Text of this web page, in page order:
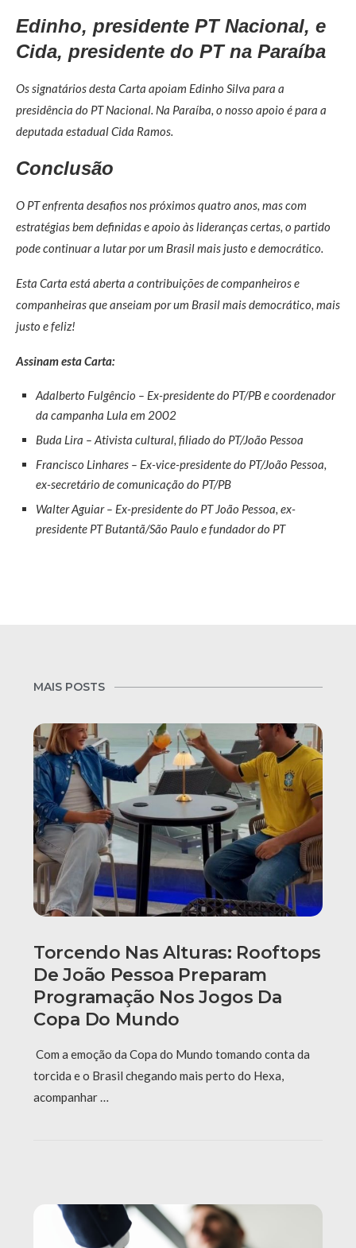
Edinho, presidente PT Nacional, e
Cida, presidente do PT na Paraíba
Os signatários desta Carta apoiam Edinho Silva para a
presidência do PT Nacional. Na Paraíba, o nosso apoio é para a
deputada estadual Cida Ramos.
Conclusão
O PT enfrenta desafios nos próximos quatro anos, mas com
estratégias bem definidas e apoio às lideranças certas, o partido
pode continuar a lutar por um Brasil mais justo e democrático.
Esta Carta está aberta a contribuições de companheiros e
companheiras que anseiam por um Brasil mais democrático, mais
justo e feliz!
Assinam esta Carta:
Adalberto Fulgêncio – Ex-presidente do PT/PB e coordenador
da campanha Lula em 2002
Buda Lira – Ativista cultural, filiado do PT/João Pessoa
Francisco Linhares – Ex-vice-presidente do PT/João Pessoa,
ex-secretário de comunicação do PT/PB
Walter Aguiar – Ex-presidente do PT João Pessoa, ex-
presidente PT Butantã/São Paulo e fundador do PT
MAIS POSTS
Torcendo Nas Alturas: Rooftops
De João Pessoa Preparam
Programação Nos Jogos Da
Copa Do Mundo
Com a emoção da Copa do Mundo tomando conta da
torcida e o Brasil chegando mais perto do Hexa,
acompanhar …